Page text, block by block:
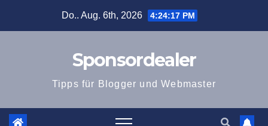
Do.. Aug. 6th, 2026 4:24:18 PM
Sponsordealer
Tipps für Blogger und Webmaster